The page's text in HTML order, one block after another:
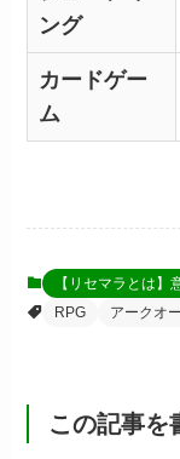
ング
カードゲー
ム
【リセマラとは】
RPG
アークオ
この記事を